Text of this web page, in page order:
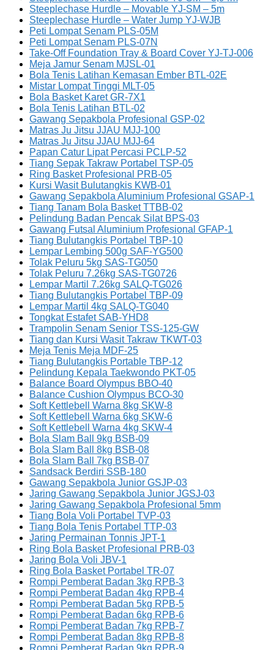
Steeplechase Hurdle – Movable YJ-SM – 5m
Steeplechase Hurdle – Water Jump YJ-WJB
Peti Lompat Senam PLS-05M
Peti Lompat Senam PLS-07N
Take-Off Foundation Tray & Board Cover YJ-TJ-006
Meja Jamur Senam MJSL-01
Bola Tenis Latihan Kemasan Ember BTL-02E
Mistar Lompat Tinggi MLT-05
Bola Basket Karet GR-7X1
Bola Tenis Latihan BTL-02
Gawang Sepakbola Profesional GSP-02
Matras Ju Jitsu JJAU MJJ-100
Matras Ju Jitsu JJAU MJJ-64
Papan Catur Lipat Percasi PCLP-52
Tiang Sepak Takraw Portabel TSP-05
Ring Basket Profesional PRB-05
Kursi Wasit Bulutangkis KWB-01
Gawang Sepakbola Aluminium Profesional GSAP-1
Tiang Tanam Bola Basket TTBB-02
Pelindung Badan Pencak Silat BPS-03
Gawang Futsal Aluminium Profesional GFAP-1
Tiang Bulutangkis Portabel TBP-10
Lempar Lembing 500g SAF-YG500
Tolak Peluru 5kg SAS-TG050
Tolak Peluru 7.26kg SAS-TG0726
Lempar Martil 7.26kg SALQ-TG026
Tiang Bulutangkis Portabel TBP-09
Lempar Martil 4kg SALQ-TG040
Tongkat Estafet SAB-YHD8
Trampolin Senam Senior TSS-125-GW
Tiang dan Kursi Wasit Takraw TKWT-03
Meja Tenis Meja MDF-25
Tiang Bulutangkis Portable TBP-12
Pelindung Kepala Taekwondo PKT-05
Balance Board Olympus BBO-40
Balance Cushion Olympus BCO-30
Soft Kettlebell Warna 8kg SKW-8
Soft Kettlebell Warna 6kg SKW-6
Soft Kettlebell Warna 4kg SKW-4
Bola Slam Ball 9kg BSB-09
Bola Slam Ball 8kg BSB-08
Bola Slam Ball 7kg BSB-07
Sandsack Berdiri SSB-180
Gawang Sepakbola Junior GSJP-03
Jaring Gawang Sepakbola Junior JGSJ-03
Jaring Gawang Sepakbola Profesional 5mm
Tiang Bola Voli Portabel TVP-03
Tiang Bola Tenis Portabel TTP-03
Jaring Permainan Tonnis JPT-1
Ring Bola Basket Profesional PRB-03
Jaring Bola Voli JBV-1
Ring Bola Basket Portabel TR-07
Rompi Pemberat Badan 3kg RPB-3
Rompi Pemberat Badan 4kg RPB-4
Rompi Pemberat Badan 5kg RPB-5
Rompi Pemberat Badan 6kg RPB-6
Rompi Pemberat Badan 7kg RPB-7
Rompi Pemberat Badan 8kg RPB-8
Rompi Pemberat Badan 9kg RPB-9